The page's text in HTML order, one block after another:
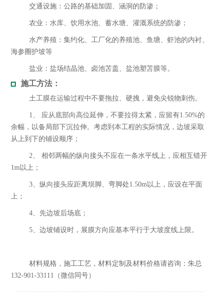
交通设施：公路的基础加固、涵洞的防渗；
农业：水库、饮用水池、蓄水塘、灌溉系统的防渗；
水产养殖：集约化、工厂化的养殖池、鱼塘、虾池的内衬、
海参圈护坡等
盐业：盐场结晶池、卤池苫盖、盐池塑苫膜等。
施工方法：
土工膜在运输过程中不要拖拉、硬拽，避免尖锐物刺伤。
1、 应从底部向高位延伸，不要拉得太紧，应留有1.50%的
余幅，以备局部下沉拉伸。考虑到本工程的实际情况，边坡采取
从上到下的铺设顺序；
2、 相邻两幅的纵向接头不应在一条水平线上，应相互错开
1m以上；
3、纵向接头应距离坝脚、弯脚处1.50m以上，应设在平面
上；
4、先边坡后场底；
5、边坡铺设时，展膜方向应基本平行于大坡度线上限。
材料规格，施工工艺，材料定制及材料价格请咨询：朱总
132-901-33111（微信同号）